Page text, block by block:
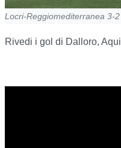
Locri-Reggiomediterranea 3-
Rivedi i gol di Dalloro,